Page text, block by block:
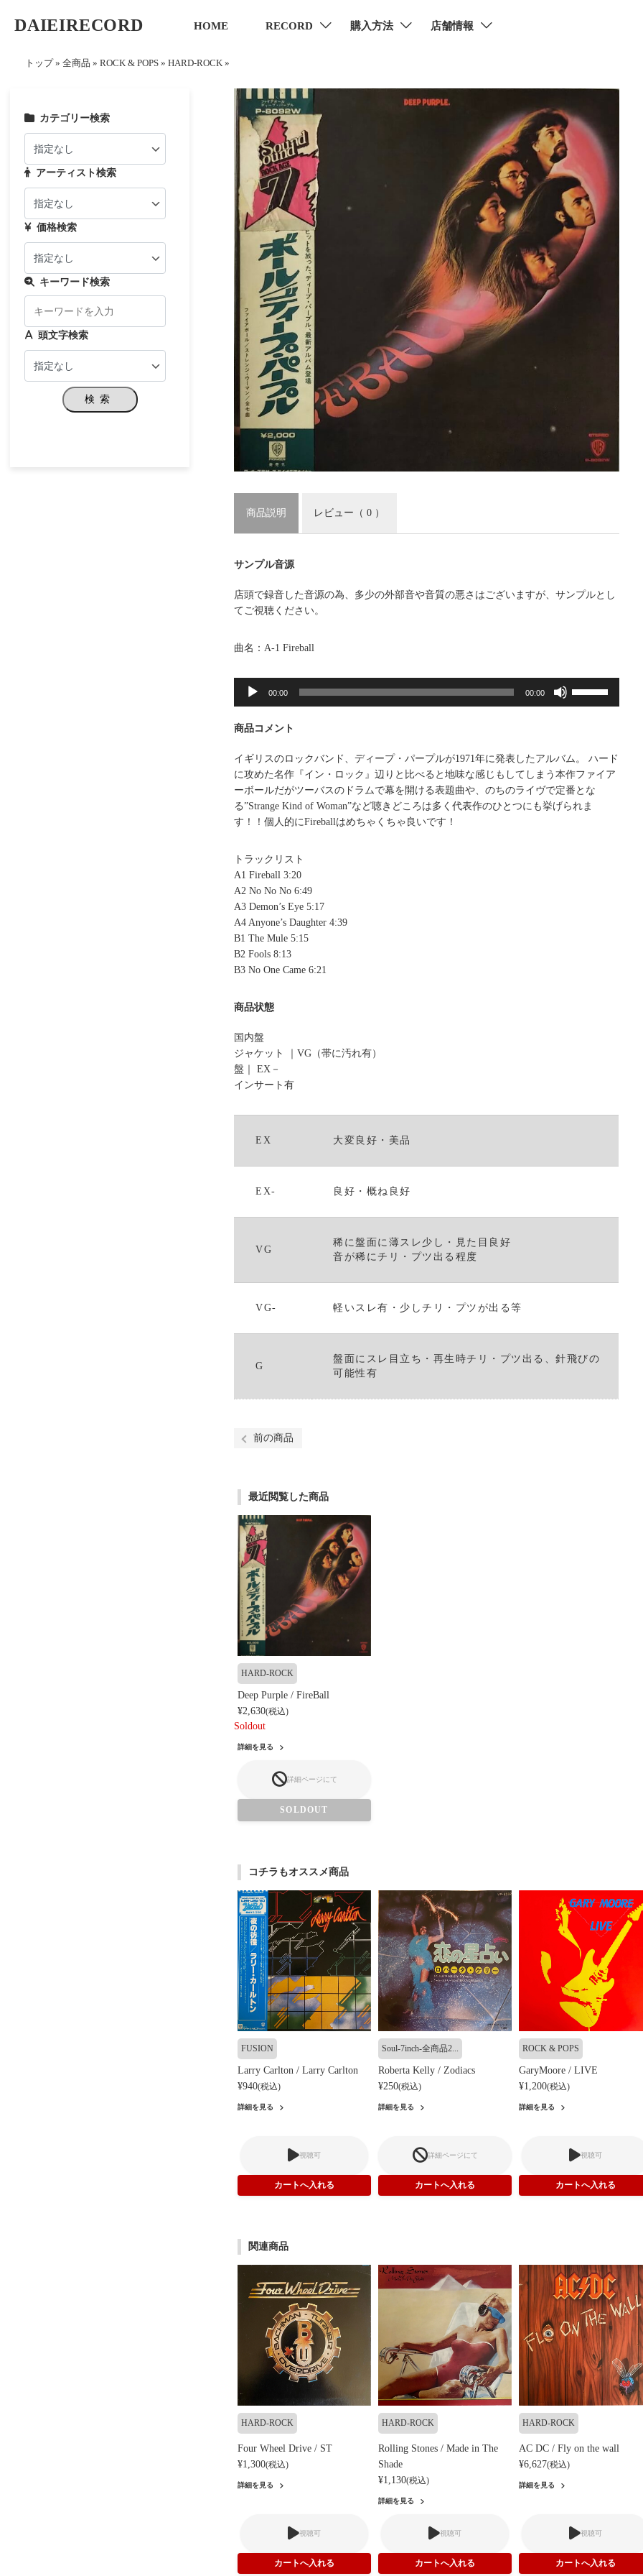
DAIEIRECORD HOME RECORD 購入方法 店舗情報
トップ » 全商品 » ROCK & POPS » HARD-ROCK »
商品説明 レビュー （ 0 ）
サンプル音源
店頭で録音した音源の為、多少の外部音や音質の悪さはございますが、サンプルとし
てご視聴ください。
曲名：A-1 Fireball
レ
ヤ
ー
00:00 00:00
調
節
に
は
商品コメント
イギリスのロックバンド、ディープ・パープルが1971年に発表したアルバム。 ハード
に攻めた名作『イン・ロック』辺りと比べると地味な感じもしてしまう本作ファイア
ーボールだがツーバスのドラムで幕を開ける表題曲や、のちのライヴで定番とな
る”Strange Kind of Woman”など聴きどころは多く代表作のひとつにも挙げられま
す！！個人的にFireballはめちゃくちゃ良いです！
トラックリスト
A1 Fireball 3:20
A2 No No No 6:49
A3 Demon’s Eye 5:17
A4 Anyone’s Daughter 4:39
B1 The Mule 5:15
B2 Fools 8:13
B3 No One Came 6:21
商品状態
国内盤
ジャケット ｜VG（帯に汚れ有）
盤｜ EX－
インサート有
EX 大変良好・美品
EX- 良好・概ね良好
VG
稀に盤面に薄スレ少し・見た目良好
音が稀にチリ・プツ出る程度
VG- 軽いスレ有・少しチリ・プツが出る等
G
盤面にスレ目立ち・再生時チリ・プツ出る、針飛びの
可能性有
前の商品
最近閲覧した商品
HARD-ROCK
Deep Purple / FireBall
¥2,630(税込)
Soldout
詳細を見る
詳細ページにて
SOLDOUT
コチラもオススメ商品
FUSION
Larry Carlton / Larry Carlton
¥940(税込)
詳細を見る
視聴可
Soul-7inch-全商品2...
Roberta Kelly / Zodiacs
¥250(税込)
詳細を見る
詳細ページにて
ROCK & POPS
GaryMoore / LIVE
¥1,200(税込)
詳細を見る
視聴可
関連商品
HARD-ROCK
Four Wheel Drive / ST
¥1,300(税込)
詳細を見る
視聴可
HARD-ROCK
Rolling Stones / Made in The
Shade
¥1,130(税込)
詳細を見る
視聴可
HARD-ROCK
AC DC / Fly on the wall
¥6,627(税込)
詳細を見る
視聴可
カテゴリー検索
アーティスト検索
価格検索
キーワード検索
頭文字検索
検索